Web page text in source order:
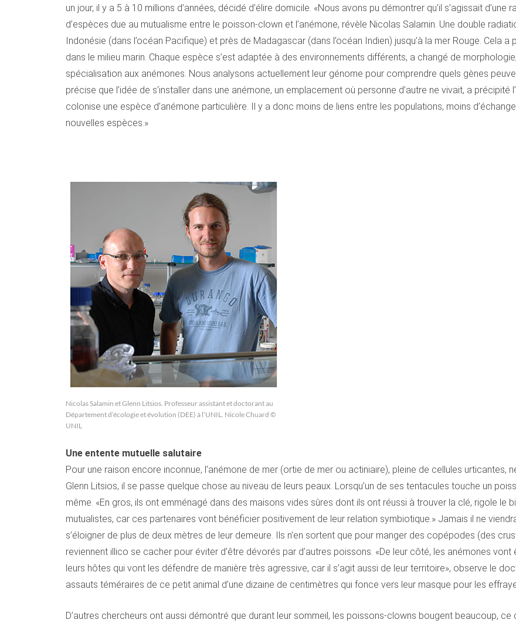
un jour, il y a 5 à 10 millions d’années, décidé d’élire domicile. «Nous avons pu démontrer qu’il s’agissait
d’espèces due au mutualisme entre le poisson-clown et l’anémone, révèle Nicolas Salamin. Une double
Indonésie (dans l’océan Pacifique) et près de Madagascar (dans l’océan Indien) jusqu’à la mer Rouge. Cela
dans le milieu marin. Chaque espèce s’est adaptée à des environnements différents, a changé de
spécialisation aux anémones. Nous analysons actuellement leur génome pour comprendre quels gènes
précise que l’idée de s’installer dans une anémone, un emplacement où personne d’autre ne vivait, a
colonise une espèce d’anémone particulière. Il y a donc moins de liens entre les populations, moins
nouvelles espèces.»
Nicolas Salamin et Glenn Litsios. Professeur assistant et doctorant au
Département d’écologie et évolution (DEE) à l’UNIL. Nicole Chuard ©
UNIL
Une entente mutuelle salutaire
Pour une raison encore inconnue, l’anémone de mer (ortie de mer ou actiniaire), pleine de cellules urticantes,
Glenn Litsios, il se passe quelque chose au niveau de leurs peaux. Lorsqu’un de ses tentacules touche un
même. «En gros, ils ont emménagé dans des maisons vides sûres dont ils ont réussi à trouver la clé, rigole
mutualistes, car ces partenaires vont bénéficier positivement de leur relation symbiotique.» Jamais il ne
s’éloigner de plus de deux mètres de leur demeure. Ils n’en sortent que pour manger des copépodes (des
reviennent illico se cacher pour éviter d’être dévorés par d’autres poissons. «De leur côté, les anémones
leurs hôtes qui vont les défendre de manière très agressive, car il s’agit aussi de leur territoire», observe le
assauts téméraires de ce petit animal d’une dizaine de centimètres qui fonce vers leur masque pour les
D’autres chercheurs ont aussi démontré que durant leur sommeil, les poissons-clowns bougent beaucoup, ce